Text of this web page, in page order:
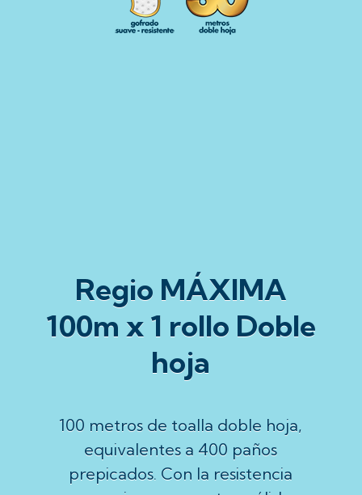
Regio MÁXIMA
100m x 1 rollo Doble
hoja
100 metros de toalla doble hoja,
equivalentes a 400 paños
prepicados. Con la resistencia